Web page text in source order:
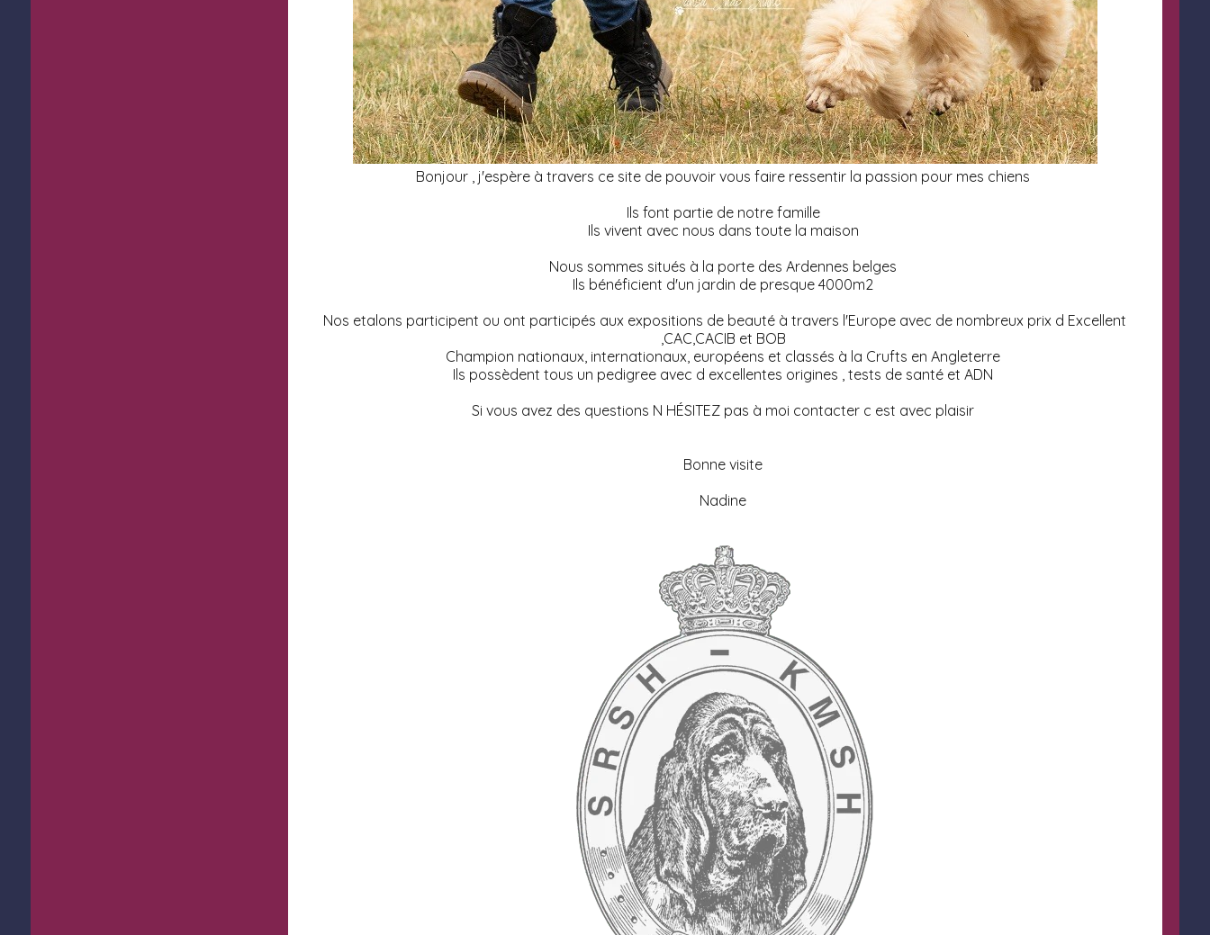
Bonjour , j'espère à travers ce site de pouvoir vous faire ressentir la passion pour mes chiens
Ils font partie de notre famille
Ils vivent avec nous dans toute la maison
Nous sommes situés à la porte des Ardennes belges
Ils bénéficient d'un jardin de presque 4000m2
Nos etalons participent ou ont participés aux expositions de beauté à travers l'Europe avec de nombreux prix d Excellent
,CAC,CACIB et BOB
Champion nationaux, internationaux, européens et classés à la Crufts en Angleterre
Ils possèdent tous un pedigree avec d excellentes origines , tests de santé et ADN
Si vous avez des questions N HÉSITEZ pas à moi contacter c est avec plaisir
Bonne visite
Nadine